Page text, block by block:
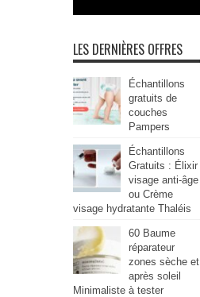
LES DERNIÈRES OFFRES
Échantillons
gratuits de
couches
Pampers
Échantillons
Gratuits : Élixir
visage anti-âge
ou Crème
visage hydratante Thaléis
60 Baume
réparateur
zones sèche et
après soleil
Minimaliste à tester